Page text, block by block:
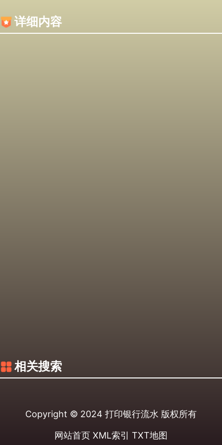
详细内容
相关搜索
Copyright © 2024 打印银行流水 版权所有
网站首页 XML索引 TXT地图